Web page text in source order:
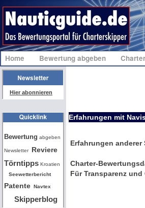
Home Bewertung abgeben
Erfahrungen mit
Hier abonnieren
Bw
Bewertung abgeben
Newsletter Reviere
Törntipps Kroatien
Seewetterbericht
Patente Navtex
Skipperblog
Erfahrungen anderer
Charter-
Für Transparenz